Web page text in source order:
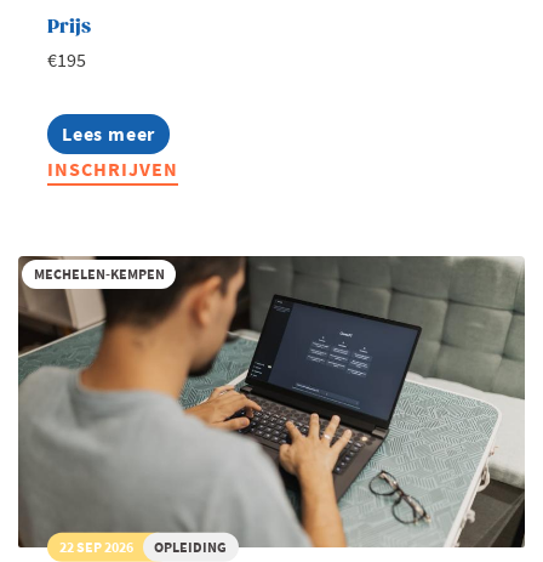
Prijs
€195
Lees meer
about
AI
in
je
verwachten
INSCHRIJVEN
MECHELEN-KEMPEN
22 SEP 2026 OPLEIDING